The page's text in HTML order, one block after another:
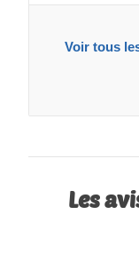
Voir tous
Les